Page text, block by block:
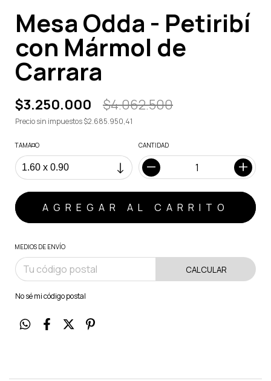
Mesa Odda - Petiribí
con Mármol de
Carrara
$3.250.000 $4.062.500
Precio sin impuestos$2.685.950,41
TAMA¤O CANTIDAD
MEDIOS DE ENVÍO
CALCULAR
No sé mi código postal